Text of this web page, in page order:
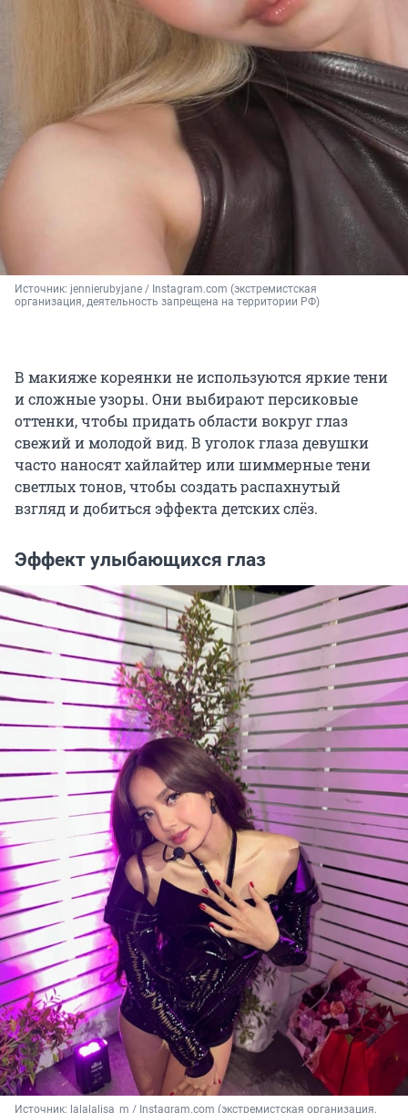
Источник: jennierubyjane / Instagram.com (экстремистская
организация, деятельность запрещена на территории РФ)
В макияже кореянки не используются яркие тени
и сложные узоры. Они выбирают персиковые
оттенки, чтобы придать области вокруг глаз
свежий и молодой вид. В уголок глаза девушки
часто наносят хайлайтер или шиммерные тени
светлых тонов, чтобы создать распахнутый
взгляд и добиться эффекта детских слёз.
Эффект улыбающихся глаз
Источник: lalalalisa_m / Instagram.com (экстремистская организация,